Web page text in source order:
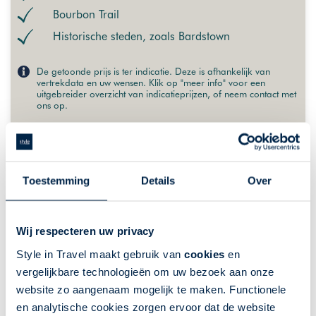
Toestemming Details Over
Wij respecteren uw privacy
Style in Travel maakt gebruik van cookies en
vergelijkbare technologieën om uw bezoek aan onze
website zo aangenaam mogelijk te maken. Functionele
en analytische cookies zorgen ervoor dat de website
Bourbon Trail
Historische steden, zoals Bardstown
De getoonde prijs is ter indicatie. Deze is afhankelijk van
vertrekdata en uw wensen. Klik op "meer info" voor een
uitgebreider overzicht van indicatieprijzen, of neem contact met
ons op.